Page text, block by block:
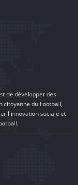
de développer des
citoyenne du Football,
l'innovation sociale et